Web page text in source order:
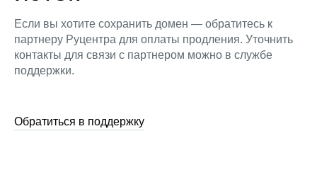
Если вы хотите сохранить домен — обратитесь к
партнеру Руцентра для оплаты продления. Уточнить
контакты для связи с партнером можно в службе
поддержки.
Обратиться в поддержку